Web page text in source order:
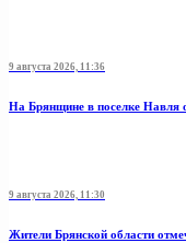
9 августа 2026, 11:36
На Брянщине в поселке Навля
9 августа 2026, 11:30
Жители Брянской области